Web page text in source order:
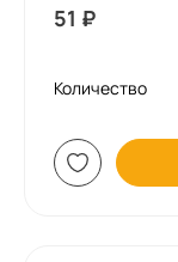
51 ₽
Количество